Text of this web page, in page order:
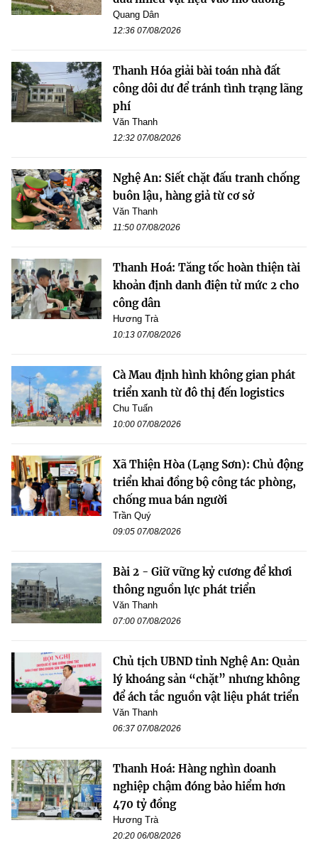
Quang Dân
12:36 07/08/2026
Thanh Hóa giải bài toán nhà đất
công dôi dư để tránh tình trạng lãng
phí
Văn Thanh
12:32 07/08/2026
Nghệ An: Siết chặt đấu tranh chống
buôn lậu, hàng giả từ cơ sở
Văn Thanh
11:50 07/08/2026
Thanh Hoá: Tăng tốc hoàn thiện tài
khoản định danh điện tử mức 2 cho
công dân
Hương Trà
10:13 07/08/2026
Cà Mau định hình không gian phát
triển xanh từ đô thị đến logistics
Chu Tuấn
10:00 07/08/2026
Xã Thiện Hòa (Lạng Sơn): Chủ động
triển khai đồng bộ công tác phòng,
chống mua bán người
Trần Quý
09:05 07/08/2026
Bài 2 - Giữ vững kỷ cương để khơi
thông nguồn lực phát triển
Văn Thanh
07:00 07/08/2026
Chủ tịch UBND tỉnh Nghệ An: Quản
lý khoáng sản “chặt” nhưng không
để ách tắc nguồn vật liệu phát triển
Văn Thanh
06:37 07/08/2026
Thanh Hoá: Hàng nghìn doanh
nghiệp chậm đóng bảo hiểm hơn
470 tỷ đồng
Hương Trà
20:20 06/08/2026